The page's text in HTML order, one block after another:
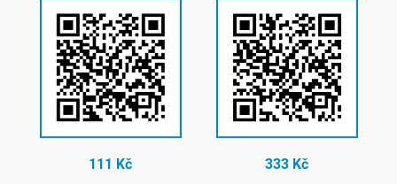
111 Kč 333 Kč